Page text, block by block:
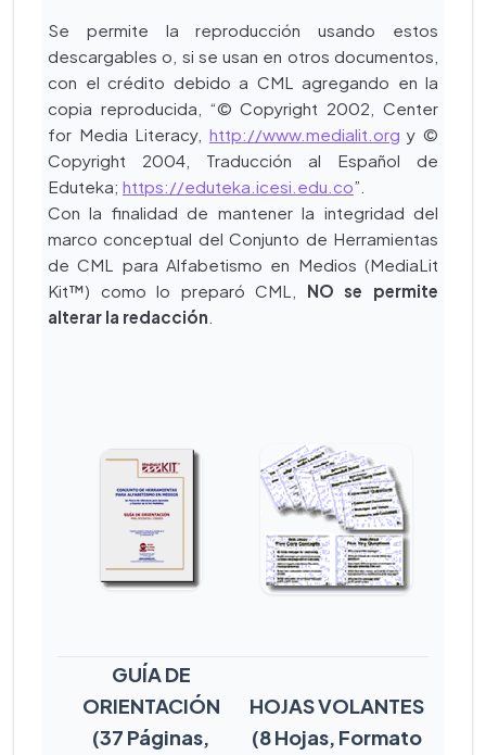
Se permite la reproducción usando estos
descargables o, si se usan en otros documentos,
con el crédito debido a CML agregando en la
copia reproducida, “© Copyright 2002, Center
for Media Literacy, http://www.medialit.org y ©
Copyright 2004, Traducción al Español de
Eduteka; https://eduteka.icesi.edu.co”.
Con la finalidad de mantener la integridad del
marco conceptual del Conjunto de Herramientas
de CML para Alfabetismo en Medios (MediaLit
Kit™) como lo preparó CML, NO se permite
alterar la redacción
GUÍA DE
ORIENTACIÓN
(37 Páginas,
HOJAS VOLANTES
(8 Hojas, Formato